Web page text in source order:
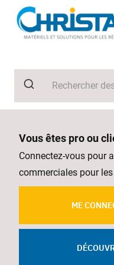
Vous êtes pro ou
Connectez-vous pour
commerciales pour
ME